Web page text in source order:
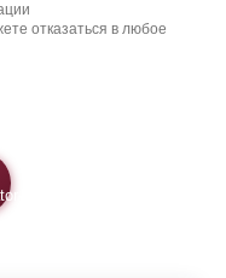
отказаться в любое